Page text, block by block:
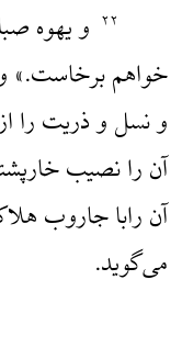
۲۲ و یهوه
خواهم برخاست.»
و نسل و ذریت را
آن را نصیب
آن رابا جاروب
می‌گوید.